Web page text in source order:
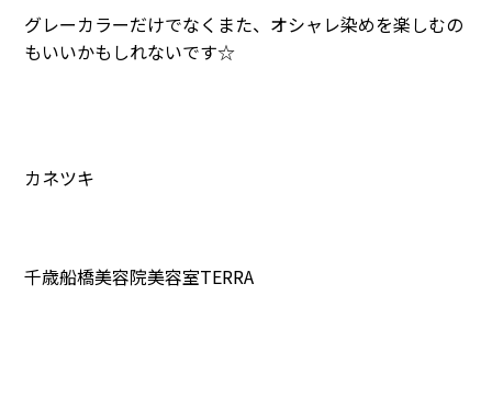
グレーカラーだけでなくまた、オシャレ染めを楽しむの
もいいかもしれないです☆
カネツキ
千歳船橋美容院美容室TERRA